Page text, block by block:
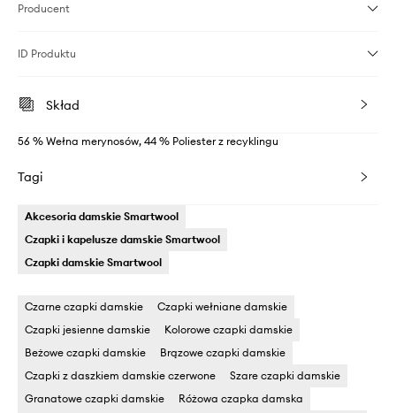
Producent
ID Produktu
Skład
56 % Wełna merynosów, 44 % Poliester z recyklingu
Tagi
Akcesoria damskie Smartwool
Czapki i kapelusze damskie Smartwool
Czapki damskie Smartwool
Czarne czapki damskie
Czapki wełniane damskie
Czapki jesienne damskie
Kolorowe czapki damskie
Beżowe czapki damskie
Brązowe czapki damskie
Czapki z daszkiem damskie czerwone
Szare czapki damskie
Granatowe czapki damskie
Różowa czapka damska